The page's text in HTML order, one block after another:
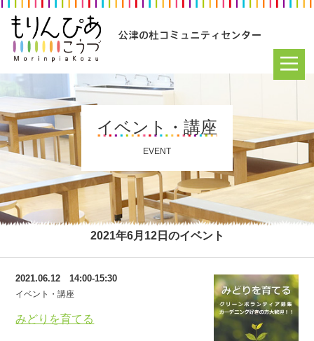
イベント・講座
EVENT
2021年6月12日のイベント
みどりを育てる
2021.06.12 14:00-15:30
イベント・講座